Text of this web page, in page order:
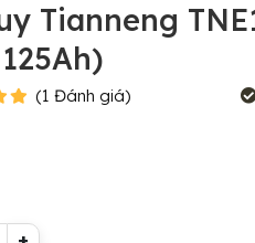
Tianneng
(1 Đánh giá)